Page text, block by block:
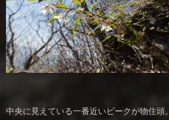
中央に見えている一番近いピークが物住頭。